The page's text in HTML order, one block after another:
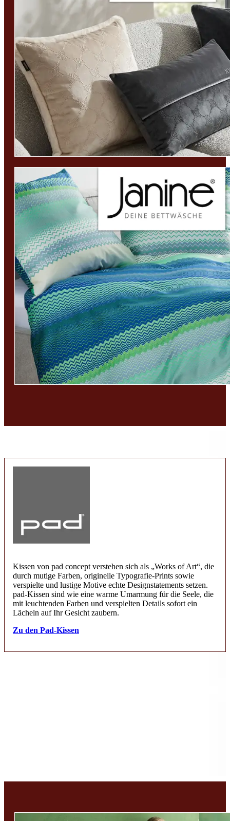
Kissen von pad concept verstehen sich als „Works of Art“, die
durch mutige Farben, originelle Typografie-Prints sowie
verspielte und lustige Motive echte Designstatements setzen.
pad-Kissen sind wie eine warme Umarmung für die Seele, die
mit leuchtenden Farben und verspielten Details sofort ein
Lächeln auf Ihr Gesicht zaubern.
Zu den Pad-Kissen